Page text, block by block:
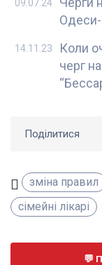
Одеси-
09.07.24
Коли
черг
14.11.23
Поділитися
зміна правил
сімейні лікарі